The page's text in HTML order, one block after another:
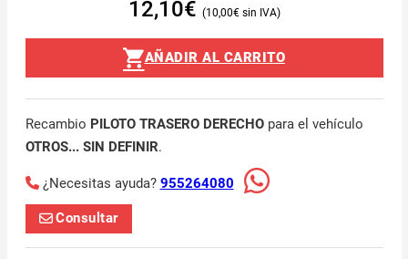
12,10€ 10,00€
AÑADIR AL CARRITO
Recambio PILOTO TRASERO DERECHOpara el vehículo
OTROS... SIN DEFINIR.
¿Necesitas ayuda? 955264080
Consultar